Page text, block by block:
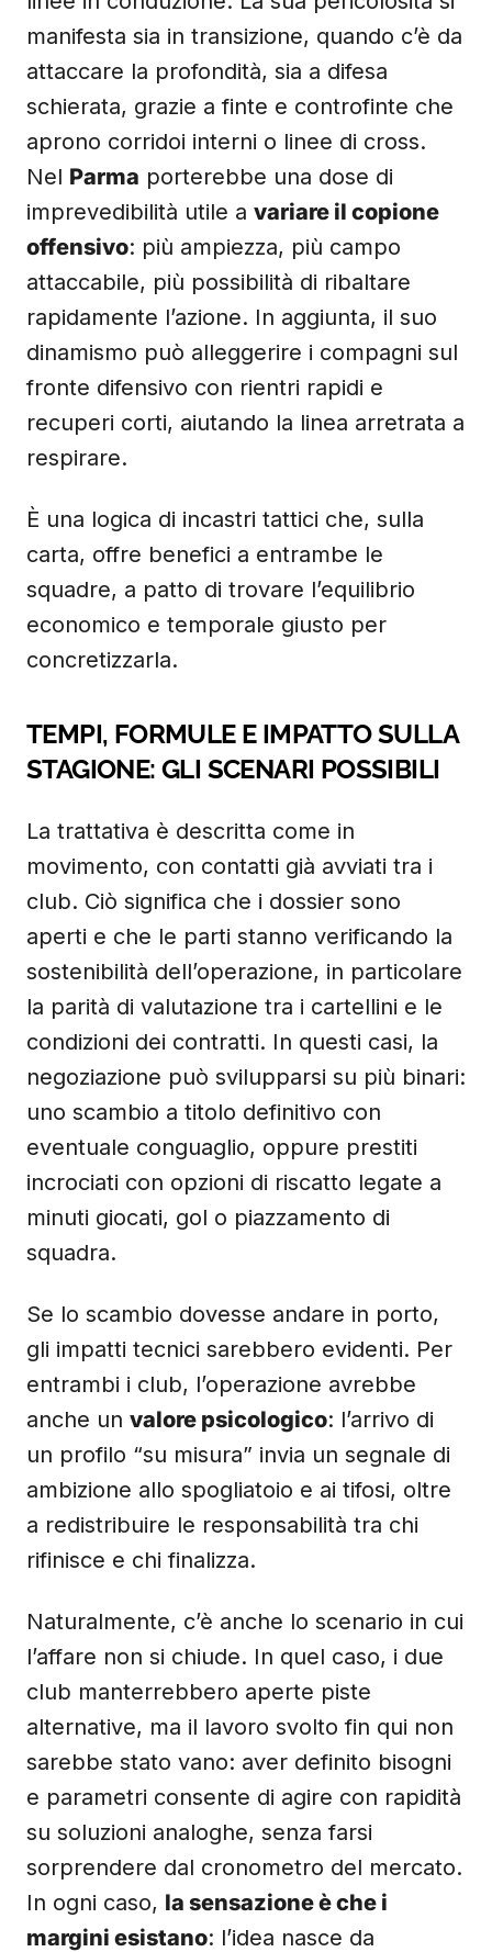
manifesta sia in transizione, quando c’è da
attaccare la profondità, sia a difesa
schierata, grazie a finte e controfinte che
aprono corridoi interni o linee di cross.
Nel Parma porterebbe una dose di
imprevedibilità utile a variare il copione
offensivo: più ampiezza, più campo
attaccabile, più possibilità di ribaltare
rapidamente l’azione. In aggiunta, il suo
dinamismo può alleggerire i compagni sul
fronte difensivo con rientri rapidi e
recuperi corti, aiutando la linea arretrata a
respirare.
È una logica di incastri tattici che, sulla
carta, offre benefici a entrambe le
squadre, a patto di trovare l’equilibrio
economico e temporale giusto per
concretizzarla.
TEMPI, FORMULE E IMPATTO SULLA
STAGIONE: GLI SCENARI POSSIBILI
La trattativa è descritta come in
movimento, con contatti già avviati tra i
club. Ciò significa che i dossier sono
aperti e che le parti stanno verificando la
sostenibilità dell’operazione, in particolare
la parità di valutazione tra i cartellini e le
condizioni dei contratti. In questi casi, la
negoziazione può svilupparsi su più binari:
uno scambio a titolo definitivo con
eventuale conguaglio, oppure prestiti
incrociati con opzioni di riscatto legate a
minuti giocati, gol o piazzamento di
squadra.
Se lo scambio dovesse andare in porto,
gli impatti tecnici sarebbero evidenti. Per
entrambi i club, l’operazione avrebbe
anche un valore psicologico: l’arrivo di
un profilo “su misura” invia un segnale di
ambizione allo spogliatoio e ai tifosi, oltre
a redistribuire le responsabilità tra chi
rifinisce e chi finalizza.
Naturalmente, c’è anche lo scenario in cui
l’affare non si chiude. In quel caso, i due
club manterrebbero aperte piste
alternative, ma il lavoro svolto fin qui non
sarebbe stato vano: aver definito bisogni
e parametri consente di agire con rapidità
su soluzioni analoghe, senza farsi
sorprendere dal cronometro del mercato.
In ogni caso, la sensazione è che i
margini esistano: l’idea nasce da